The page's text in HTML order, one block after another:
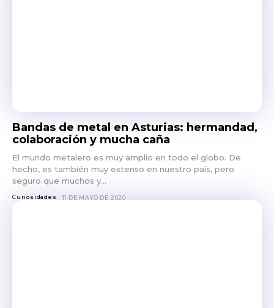
Bandas de metal en Asturias: hermandad,
colaboración y mucha caña
El mundo metalero es muy amplio en todo el globo. De
hecho, es también muy extenso en nuestro país, pero
seguro que muchos y...
Curiosidades 11 DE MAYO DE 2020